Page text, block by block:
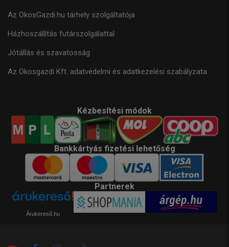
Az OkosGazdi.hu tárhely szolgáltatója
Házhoszállítás futárszolgálattal
Jótállás és szavatosság
Az Okosgazdi Kft. adatvédelmi és adatkezelési szabályzata
Kézbesítési módok
Bankkártyás fizetési lehetőség
Partnerek
Árukereső.hu